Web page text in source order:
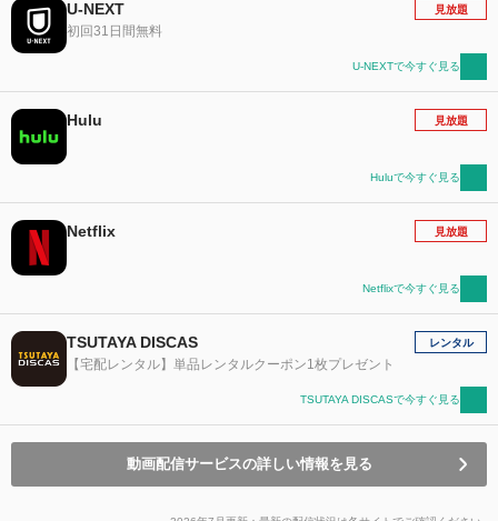
U-NEXT
初回31日間無料
見放題
U-NEXTで今すぐ見る
Hulu 見放題
Huluで今すぐ見る
Netflix 見放題
Netflixで今すぐ見る
TSUTAYA DISCAS
【宅配レンタル】単品レンタルクーポン1枚プレゼント
レンタル
TSUTAYA DISCASで今すぐ見る
動画配信サービスの詳しい情報を見る